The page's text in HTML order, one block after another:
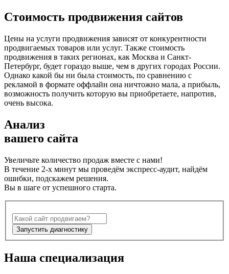
Стоимость продвижения сайтов
Цены на услуги продвижения зависят от конкурентности
продвигаемых товаров или услуг. Также стоимость
продвижения в таких регионах, как Москва и Санкт-
Петербург, будет гораздо выше, чем в других городах России.
Однако какой бы ни была стоимость, по сравнению с
рекламой в формате оффлайн она ничтожно мала, а прибыль,
возможность получить которую вы приобретаете, напротив,
очень высока.
Анализ
вашего сайта
Увеличьте количество продаж вместе с нами!
В течение 2-х минут мы проведём экспресс-аудит, найдём
ошибки, подскажем решения.
Вы в шаге от успешного старта.
Запустить диагностику
Наша специализация